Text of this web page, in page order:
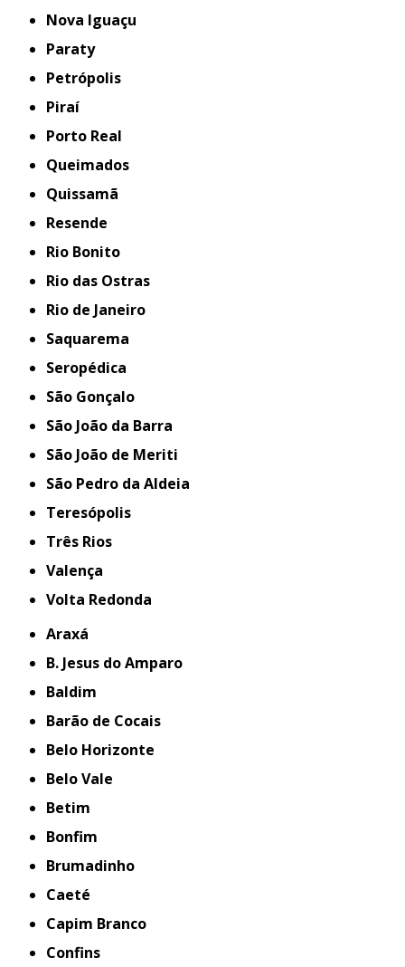
Nova Iguaçu
Paraty
Petrópolis
Piraí
Porto Real
Queimados
Quissamã
Resende
Rio Bonito
Rio das Ostras
Rio de Janeiro
Saquarema
Seropédica
São Gonçalo
São João da Barra
São João de Meriti
São Pedro da Aldeia
Teresópolis
Três Rios
Valença
Volta Redonda
Araxá
B. Jesus do Amparo
Baldim
Barão de Cocais
Belo Horizonte
Belo Vale
Betim
Bonfim
Brumadinho
Caeté
Capim Branco
Confins